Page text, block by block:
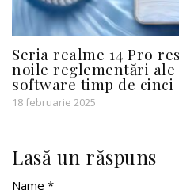
Seria realme 14 Pro
noile reglementări ale
software timp de cinci
18 februarie 2025
Lasă un răspuns
Name *